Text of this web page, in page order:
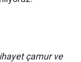
çamur ve